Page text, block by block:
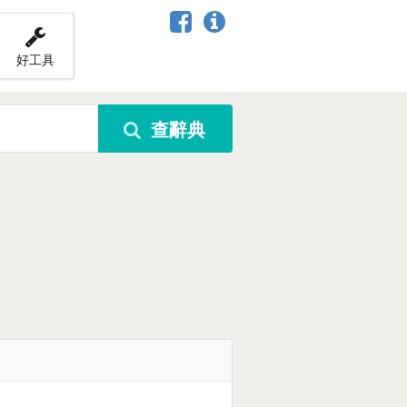
好工具
查辭典